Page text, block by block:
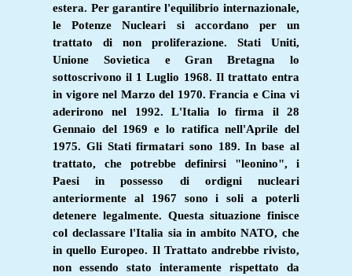
estera. Per garantire l'equilibrio internazionale,
le Potenze Nucleari si accordano per un
trattato di non proliferazione. Stati Uniti,
Unione Sovietica e Gran Bretagna lo
sottoscrivono il 1 Luglio 1968. Il trattato entra
in vigore nel Marzo del 1970. Francia e Cina vi
aderirono nel 1992. L'Italia lo firma il 28
Gennaio del 1969 e lo ratifica nell'Aprile del
1975. Gli Stati firmatari sono 189. In base al
trattato, che potrebbe definirsi "leonino", i
Paesi in possesso di ordigni nucleari
anteriormente al 1967 sono i soli a poterli
detenere legalmente. Questa situazione finisce
col declassare l'Italia sia in ambito NATO, che
in quello Europeo. Il Trattato andrebbe rivisto,
non essendo stato interamente rispettato da